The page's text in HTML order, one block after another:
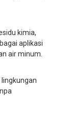
kimia,
aplikasi
air minum.